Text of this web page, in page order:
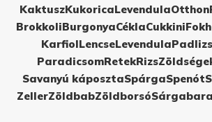
KaktuszKukoricaLevendulaOtthon
BrokkoliBurgonyaCéklaCukkini
KarfiolLencseLevendula
ParadicsomRetekRizs
Savanyú káposztaSpárgaSpenót
ZellerZöldbabZöldborsó